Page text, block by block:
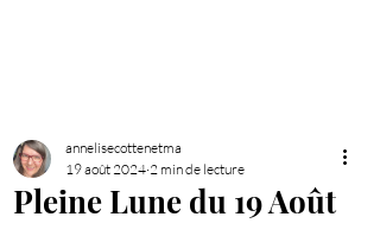
Pleine Lune du 19 Août
annelisecottenetma
19 août 2024 2 min de lecture